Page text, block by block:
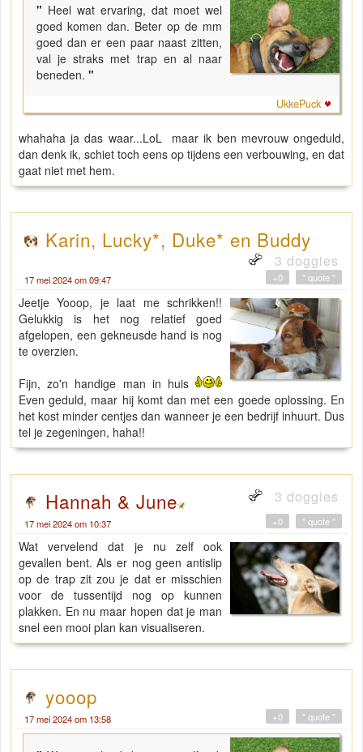
" Heel wat ervaring, dat moet wel
goed komen dan. Beter op de mm
goed dan er een paar naast zitten,
val je straks met trap en al naar
beneden. "
UkkePuck
whahaha ja das waar...LoL maar ik ben mevrouw ongeduld,
dan denk ik, schiet toch eens op tijdens een verbouwing, en dat
gaat niet met hem.
Karin, Lucky*, Duke* en Buddy
3 doggies
17 mei 2024 om 09:47 " quote "
+0
Jeetje Yooop, je laat me schrikken!!
Gelukkig is het nog relatief goed
afgelopen, een gekneusde hand is nog
te overzien.
Fijn, zo'n handige man in huis
Even geduld, maar hij komt dan met een goede oplossing. En
het kost minder centjes dan wanneer je een bedrijf inhuurt. Dus
tel je zegeningen, haha!!
Hannah & June 3 doggies
17 mei 2024 om 10:37 " quote "
+0
Wat vervelend dat je nu zelf ook
gevallen bent. Als er nog geen antislip
op de trap zit zou je dat er misschien
voor de tussentijd nog op kunnen
plakken. En nu maar hopen dat je man
snel een mooi plan kan visualiseren.
yooop
17 mei 2024 om 13:58 " quote "
+0